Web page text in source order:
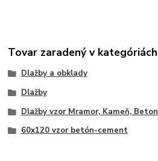
Tovar zaradený v kategóriách
Dlažby a obklady
Dlažby
Dlažby vzor Mramor, Kameň, Beton
60x120 vzor betón-cement